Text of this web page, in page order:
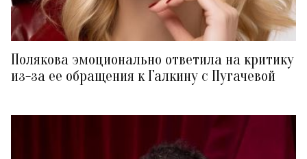
Полякова эмоционально ответила на критику
из-за ее обращения к Галкину с Пугачевой